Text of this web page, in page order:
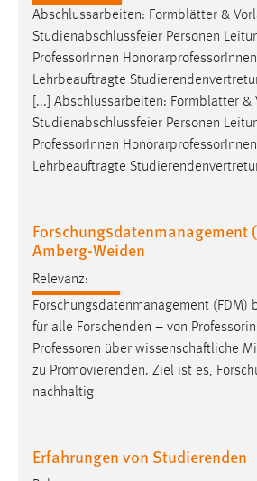
Abschlussarbeiten: Formblätter &
Studienabschlussfeier Personen
Professor Innen
Lehrbeauftragte
[...] Abschlussarbeiten: Formblätter &
Studienabschlussfeier Personen
Professor Innen
Lehrbeauftragte
Forschungsdatenmanagement
Amberg-Weiden
Relevanz:
Forschungsdatenmanagement (FDM)
für alle Forschenden – von
Professoren über wissenschaftliche
zu Promovierenden. Ziel ist es,
nachhaltig
Erfahrungen von Studierenden